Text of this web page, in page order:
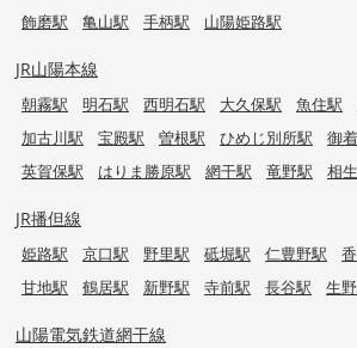
飾磨駅
亀山駅 手柄駅 山陽姫路駅
JR山陽本線
朝霧駅 明石駅 西明石駅 大久保駅 魚住駅
加古川駅
宝殿駅 曽根駅 ひめじ別所駅 御
英賀保駅
はりま勝原駅 網干駅 竜野駅 相
JR播但線
姫路駅 京口駅 野里駅 砥堀駅 仁豊野駅
甘地駅
鶴居駅 新野駅 寺前駅 長谷駅 生
山陽電気鉄道網干線